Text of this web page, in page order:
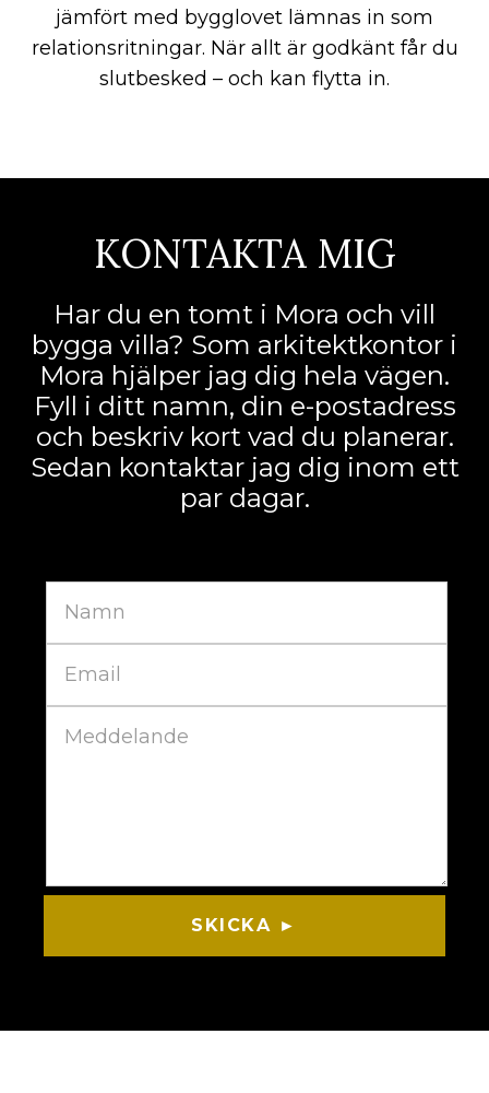
jämfört med bygglovet lämnas in som
relationsritningar. När allt är godkänt får du
slutbesked – och kan flytta in.
KONTAKTA MIG
Har du en tomt i Mora och vill
bygga villa? Som arkitektkontor i
Mora hjälper jag dig hela vägen.
Fyll i ditt namn, din e-postadress
och beskriv kort vad du planerar.
Sedan kontaktar jag dig inom ett
par dagar.
SKICKA ►